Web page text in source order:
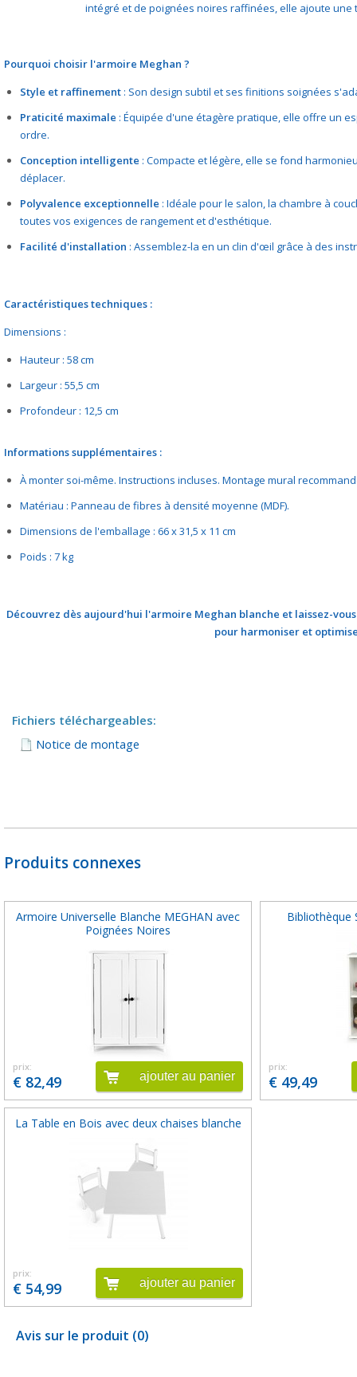
intégré et de poignées noires raffinées, elle ajoute
Pourquoi choisir l'armoire Meghan ?
Style et raffinement : Son design subtil et ses finitions soignées
Praticité maximale : Équipée d'une étagère pratique, elle offre un
ordre.
Conception intelligente : Compacte et légère, elle se fond
déplacer.
Polyvalence exceptionnelle : Idéale pour le salon, la chambre à
toutes vos exigences de rangement et d'esthétique.
Facilité d'installation : Assemblez-la en un clin d'œil grâce à des
Caractéristiques techniques :
Dimensions :
Hauteur : 58 cm
Largeur : 55,5 cm
Profondeur : 12,5 cm
Informations supplémentaires :
À monter soi-même. Instructions incluses. Montage mural
Matériau : Panneau de fibres à densité moyenne (MDF).
Dimensions de l'emballage : 66 x 31,5 x 11 cm
Poids : 7 kg
Découvrez dès aujourd'hui l'armoire Meghan blanche et laissez-
pour harmoniser et
Fichiers téléchargeables:
Notice de montage
Produits connexes
Armoire Universelle Blanche MEGHAN avec
Poignées Noires
prix:
€ 82,49 ajouter au panier
Bibliothèque
prix:
€ 49,49
La Table en Bois avec deux chaises blanche
prix:
€ 54,99 ajouter au panier
Avis sur le produit (0)